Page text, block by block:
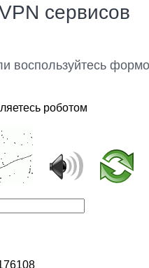
сервисов
воспользуйтесь
роботом